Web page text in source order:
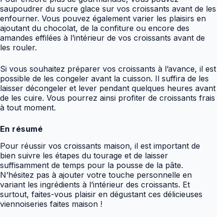
saupoudrer du sucre glace sur vos croissants avant de les
enfourner. Vous pouvez également varier les plaisirs en
ajoutant du chocolat, de la confiture ou encore des
amandes effilées à l’intérieur de vos croissants avant de
les rouler.
Si vous souhaitez préparer vos croissants à l’avance, il est
possible de les congeler avant la cuisson. Il suffira de les
laisser décongeler et lever pendant quelques heures avant
de les cuire. Vous pourrez ainsi profiter de croissants frais
à tout moment.
En résumé
Pour réussir vos croissants maison, il est important de
bien suivre les étapes du tourage et de laisser
suffisamment de temps pour la pousse de la pâte.
N’hésitez pas à ajouter votre touche personnelle en
variant les ingrédients à l’intérieur des croissants. Et
surtout, faites-vous plaisir en dégustant ces délicieuses
viennoiseries faites maison !